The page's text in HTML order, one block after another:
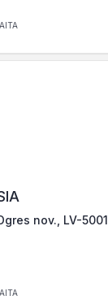
nov., LV-5001